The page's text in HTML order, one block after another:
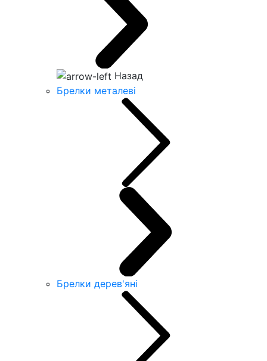
Назад
Брелки металеві
Брелки дерев'яні